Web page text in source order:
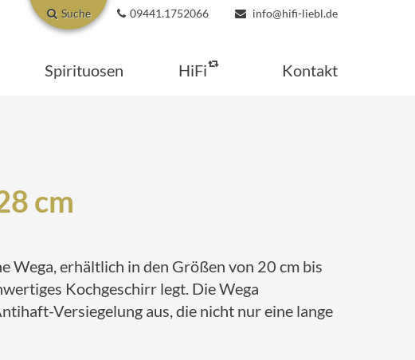
Suche 09441.1752066 info@hifi-liebl.de
Spirituosen HiFi Kontakt
cm
Wega, erhältlich in den Größen von 20 cm bis
Kochgeschirr legt. Die Wega
Versiegelung aus, die nicht nur eine lange